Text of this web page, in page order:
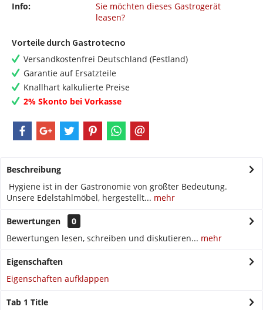
Info:
Sie möchten dieses Gastrogerät
leasen?
Vorteile durch Gastrotecno
Versandkostenfrei Deutschland (Festland)
Garantie auf Ersatzteile
Knallhart kalkulierte Preise
2% Skonto bei Vorkasse
Beschreibung
Hygiene ist in der Gastronomie von größter Bedeutung.
Unsere Edelstahlmöbel, hergestellt... mehr
Bewertungen
0
Bewertungen lesen, schreiben und diskutieren... mehr
Eigenschaften
Eigenschaften aufklappen
Tab 1 Title